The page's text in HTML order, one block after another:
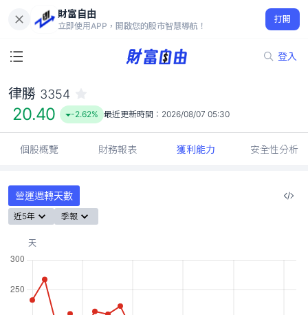
財富自由
立即使用APP，開啟您的股市智慧導航！
打開
登入
20.40
-2.62%
律勝 3354
20.40 -2.62% 最近更新時間： 2026/08/07 05:30
個股概覽 財務報表 獲利能力 安全性分析
營運週轉天數
近5年 季報